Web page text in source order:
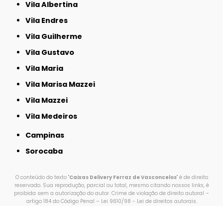
Vila Albertina
Vila Endres
Vila Guilherme
Vila Gustavo
Vila Maria
Vila Marisa Mazzei
Vila Mazzei
Vila Medeiros
Campinas
Sorocaba
O conteúdo do texto "Caixas Delivery Ferraz de Vasconcelos" é de direito
reservado. Sua reprodução, parcial ou total, mesmo citando nossos links, é
proibida sem a autorização do autor. Crime de violação de direito autoral –
artigo 184 do Código Penal – Lei 9610/98 - Lei de direitos autorais.